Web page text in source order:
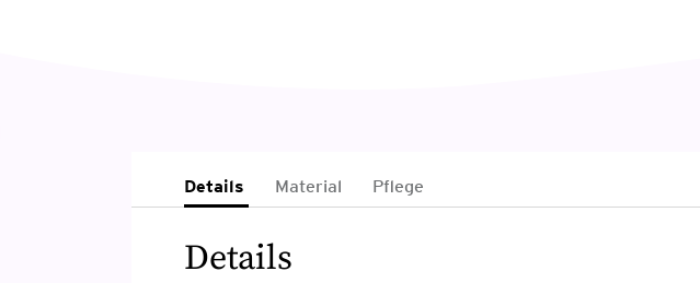
Details Material Pflege
Details